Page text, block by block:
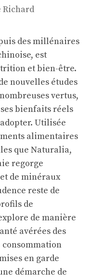
Richard
des millénaires
est
et bien-être.
nouvelles études
vertus,
bienfaits réels
Utilisée
alimentaires
que Naturalia,
regorge
de minéraux
reste de
de
de manière
avérées des
consommation
en garde
démarche de